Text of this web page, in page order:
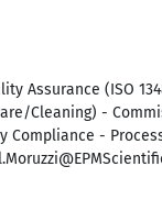
Assurance (ISO
Cleaning) -
Compliance -